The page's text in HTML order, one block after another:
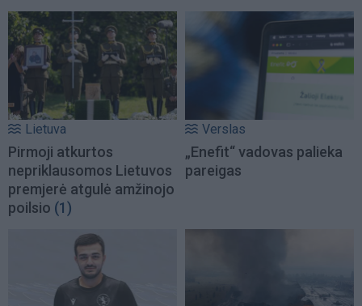
Lietuva
Pirmoji atkurtos
nepriklausomos Lietuvos
premjerė atgulė amžinojo
poilsio (1)
Verslas
„Enefit“ vadovas palieka
pareigas